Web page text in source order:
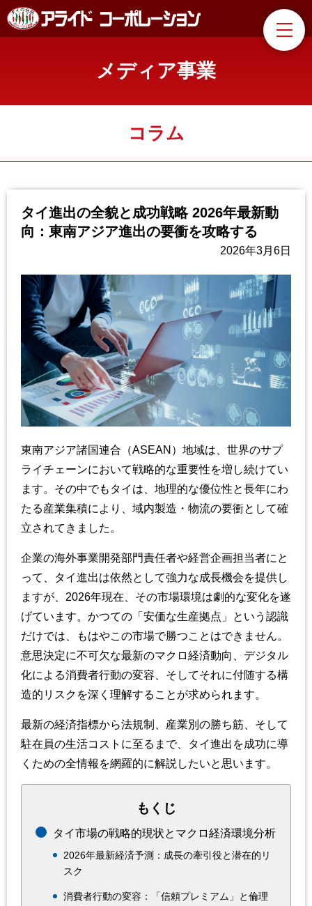
メディア事業
コラム
タイ進出の全貌と成功戦略 2026年最新動
向：東南アジア進出の要衝を攻略する
2026年3月6日
東南アジア諸国連合（ASEAN）地域は、世界のサプ
ライチェーンにおいて戦略的な重要性を増し続けてい
ます。その中でもタイは、地理的な優位性と長年にわ
たる産業集積により、域内製造・物流の要衝として確
立されてきました。
企業の海外事業開発部門責任者や経営企画担当者にと
って、タイ進出は依然として強力な成長機会を提供し
ますが、2026年現在、その市場環境は劇的な変化を遂
げています。かつての「安価な生産拠点」という認識
だけでは、もはやこの市場で勝つことはできません。
意思決定に不可欠な最新のマクロ経済動向、デジタル
化による消費者行動の変容、そしてそれに付随する構
造的リスクを深く理解することが求められます。
最新の経済指標から法規制、産業別の勝ち筋、そして
駐在員の生活コストに至るまで、タイ進出を成功に導
くための全情報を網羅的に解説したいと思います。
もくじ
タイ市場の戦略的現状とマクロ経済環境分析
2026年最新経済予測：成長の牽引役と潜在的リ
スク
消費者行動の変容：「信頼プレミアム」と倫理